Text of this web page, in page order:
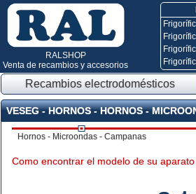
RALSHOP
Venta de recambios y accesorios
Recambios electrodomésticos
VESEG - HORNOS - HORNOS -
Hornos - Microondas - Campanas
Como encontrar el modelo de su aparato